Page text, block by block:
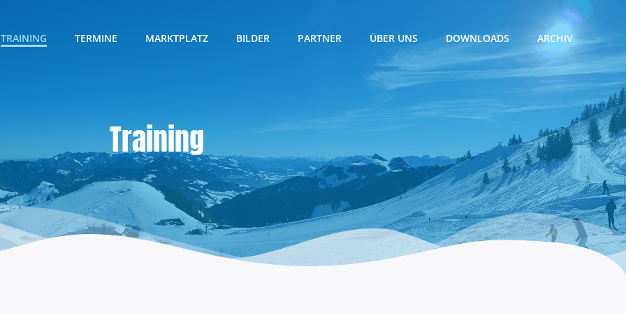
TRAINING TERMINE MARKTPLATZ BILDER PARTNER ÜBER UNS DOWNLOADS ARCHIV
Training